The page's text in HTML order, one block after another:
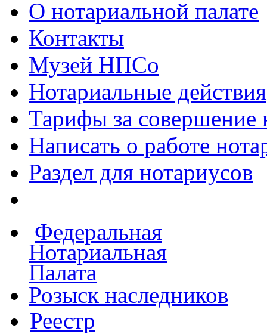
О нотариальной палате
Контакты
Музей НПСо
Нотариальные действия
Тарифы за совершение
Написать о работе
Раздел для нотариусов
Федеральная
Нотариальная
Палата
Розыск наследников
Реестр